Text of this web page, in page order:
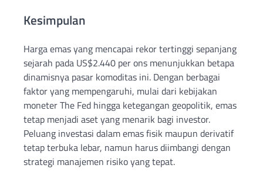
Kesimpulan
Harga emas yang mencapai rekor tertinggi sepanjang
sejarah pada US$2.440 per ons menunjukkan betapa
dinamisnya pasar komoditas ini. Dengan berbagai
faktor yang mempengaruhi, mulai dari kebijakan
moneter The Fed hingga ketegangan geopolitik, emas
tetap menjadi aset yang menarik bagi investor.
Peluang investasi dalam emas fisik maupun derivatif
tetap terbuka lebar, namun harus diimbangi dengan
strategi manajemen risiko yang tepat.